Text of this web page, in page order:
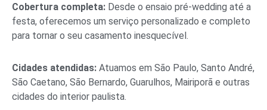
Cobertura completa: Desde o ensaio pré-wedding até a
festa, oferecemos um serviço personalizado e completo
para tornar o seu casamento inesquecível.
Cidades atendidas: Atuamos em São Paulo, Santo André,
São Caetano, São Bernardo, Guarulhos, Mairiporã e outras
cidades do interior paulista.